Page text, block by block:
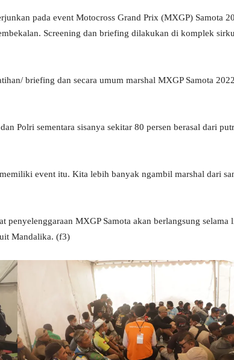
pada event Motocross Grand Prix (MXGP) Samota
Screening dan briefing dilakukan di komplek
briefing dan secara umum marshal MXGP Samota
Polri sementara sisanya sekitar 80 persen berasal dari
event itu. Kita lebih banyak ngambil marshal dari
MXGP Samota akan berlangsung selama
Mandalika. (f3)